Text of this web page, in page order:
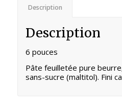
Description
Description
6 pouces
Pâte feuilletée pure
sans-sucre (maltitol). Fini